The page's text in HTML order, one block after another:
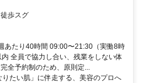
歩スグ
あたり40時間 09:00〜21:30（実働8時
全員で協力し合い、残業をしない体
全予約制のため、原則定...
たい肌」に伴走する、美容のプロへ